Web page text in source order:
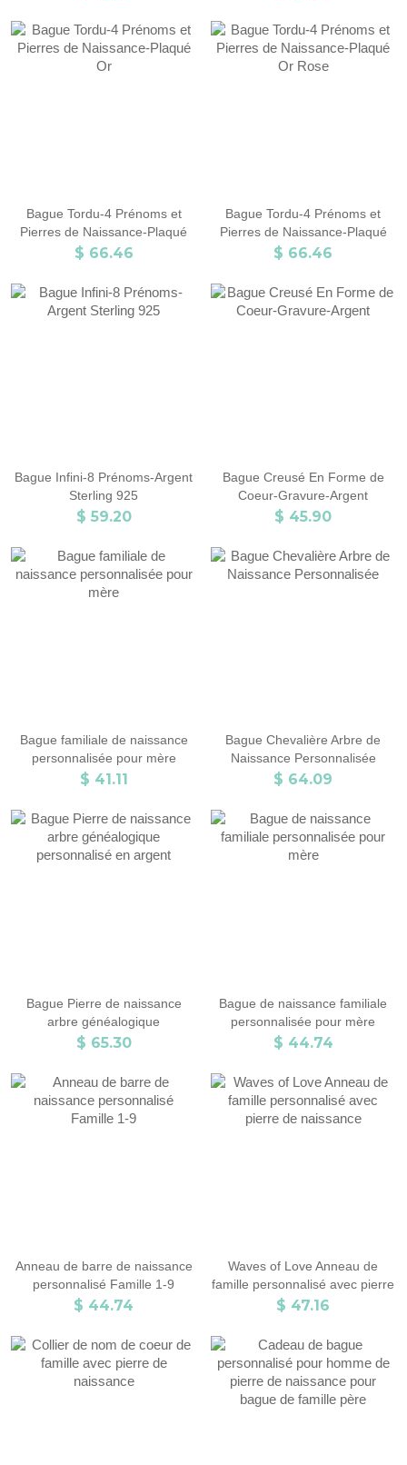
Bague Tordu-4 Prénoms et
Pierres de Naissance-Plaqué
Or
$ 66.46
Bague Tordu-4 Prénoms et
Pierres de Naissance-Plaqué
Or Rose
$ 66.46
Bague Infini-8 Prénoms-Argent
Sterling 925
$ 59.20
Bague Creusé En Forme de
Coeur-Gravure-Argent
$ 45.90
Bague familiale de naissance
personnalisée pour mère
$ 41.11
Bague Chevalière Arbre de
Naissance Personnalisée
$ 64.09
Bague Pierre de naissance
arbre généalogique
personnalisé en argent
$ 65.30
Bague de naissance familiale
personnalisée pour mère
$ 44.74
Anneau de barre de naissance
personnalisé Famille 1-9
$ 44.74
Waves of Love Anneau de
famille personnalisé avec pierre
de naissance
$ 47.16